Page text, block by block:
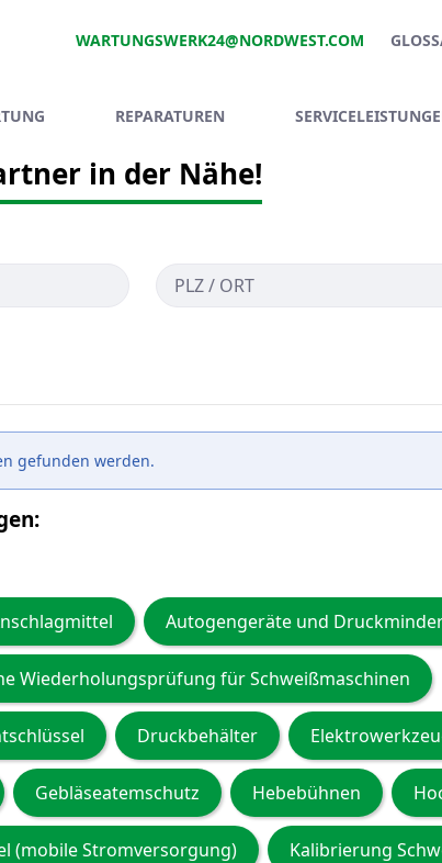
WARTUNGSWERK24@NORDWEST.COM
REPARATUREN
in der Nähe!
gefunden werden.
Autogengeräte und
Wiederholungsprüfung für Schweißmaschinen
Druckbehälter
Gebläseatemschutz Hebebühnen
(mobile Stromversorgung) Kalibrierung